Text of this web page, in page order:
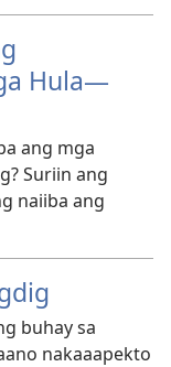
Hula—
ang mga
Suriin ang
naiiba ang
buhay sa
nakaaapekto